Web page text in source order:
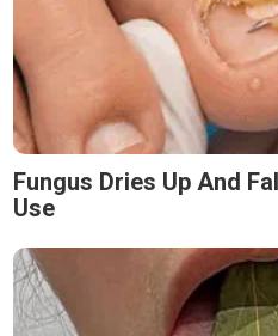
Fungus Dries Up And
Use